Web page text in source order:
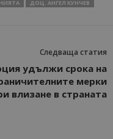
ДОЦ. АНГЕЛ КУНЧЕВ
Следваща статия
удължи срока на
мерки
влизане в страната